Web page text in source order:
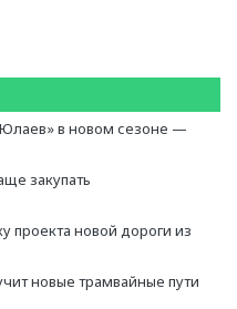
Юлаев» в новом сезоне —
закупать
проекта новой дороги из
новые трамвайные пути